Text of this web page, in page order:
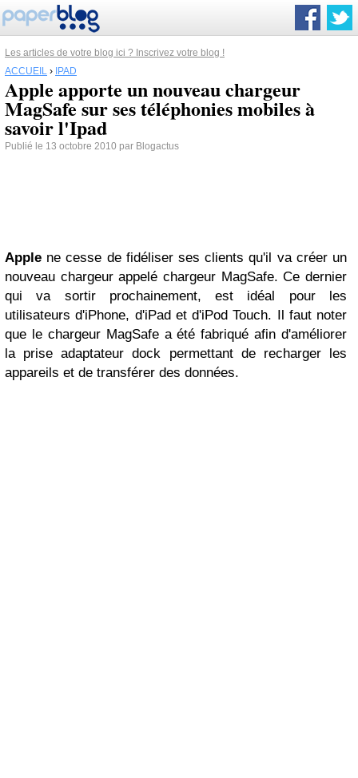
Les articles de votre blog ici ? Inscrivez votre blog !
ACCUEIL › IPAD
Apple apporte un nouveau chargeur
MagSafe sur ses téléphonies mobiles à
savoir l'Ipad
Publié le 13 octobre 2010 par Blogactus
Apple ne cesse de fidéliser ses clients qu'il va créer un
nouveau chargeur appelé chargeur MagSafe. Ce dernier
qui va sortir prochainement,est idéal pour les
utilisateurs d'iPhone, d'iPad et d'iPod Touch. Il faut noter
que le chargeur MagSafe a été fabriqué afin d'améliorer
la prise adaptateur dock permettant de recharger les
appareils et de transférer des données.